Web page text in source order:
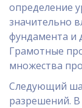
определение
значительно
фундамента и
Грамотные
множества
Следующий
разрешений. В